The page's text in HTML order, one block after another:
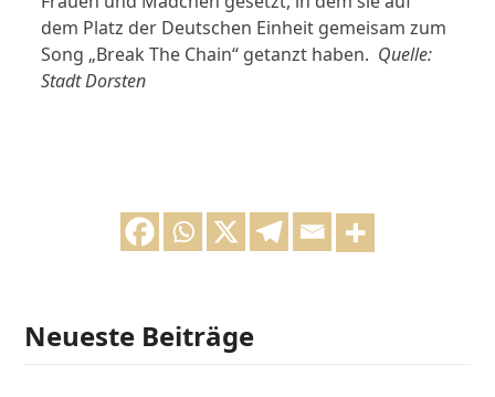
dem Platz der Deutschen Einheit gemeisam zum
Song „Break The Chain“ getanzt haben. Quelle:
Stadt Dorsten
Neueste Beiträge